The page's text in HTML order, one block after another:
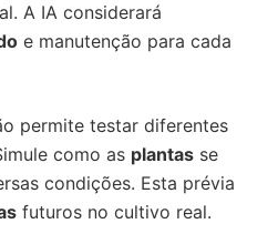
A IA considerará
e manutenção para cada
permite testar diferentes
como as plantas se
condições. Esta prévia
futuros no cultivo real.